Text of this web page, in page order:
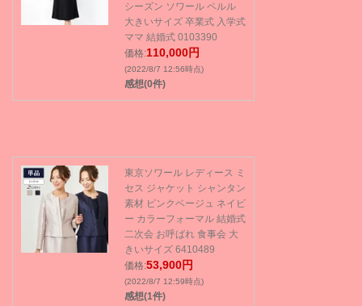
シーズン ソワール ペルル
大きいサイズ 卒業式 入学式
ママ 結婚式 0103390
価格:110,000円
(2022/8/7 12:56時点)
感想(0件)
東京ソワール レディース ミ
セス ジャケット シャンタン
素材 ピンクベージュ ネイビ
ー カラーフォーマル 結婚式
二次会 お呼ばれ 食事会 大
きいサイズ 6410489
価格:53,900円
(2022/8/7 12:59時点)
感想(1件)